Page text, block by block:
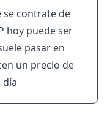
se contrate de
hoy puede ser
pasar en
un precio de
día